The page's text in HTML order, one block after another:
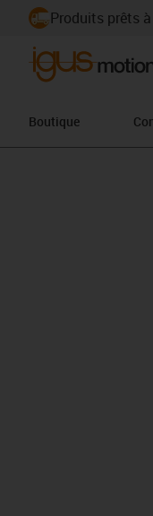
Produits prêts
Boutique